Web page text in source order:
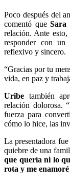
Poco después del
comentó queSara
relación. Ante
responder con
reflexivo y sincero.
“Gracias por tu
vida, en paz y
Uribe también
relación dolorosa.
fuerza para
cómo lo hice, las
La presentadora
quiebre de una
que quería ni lo
rota y me